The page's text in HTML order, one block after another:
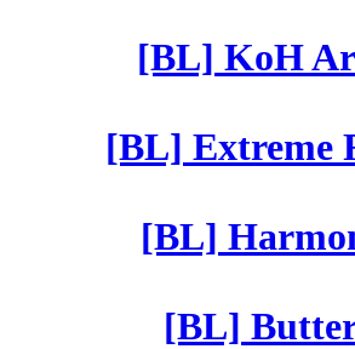
[BL] KoH
[BL] Extreme
[BL]
[BL]